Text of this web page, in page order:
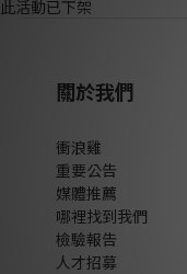
此活動已下架
關於我們
衝浪雞
重要公告
媒體推薦
哪裡找到我們
檢驗報告
人才招募